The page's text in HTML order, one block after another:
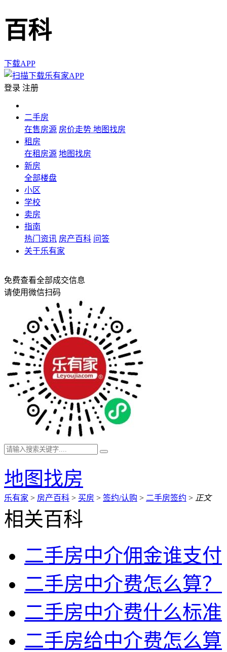
百科
下载APP
登录 注册
二手房
在售房源 房价走势 地图找房
租房
在租房源 地图找房
新房
全部楼盘
小区
学校
卖房
指南
热门资讯 房产百科 问答
关于乐有家
免费查看全部成交信息
请使用微信扫码
地图找房
乐有家 > 房产百科 > 买房 > 签约/认购 > 二手房签约 > 正文
相关百科
二手房中介佣金谁支付
二手房中介费怎么算？
二手房中介费什么标准
二手房给中介费怎么算